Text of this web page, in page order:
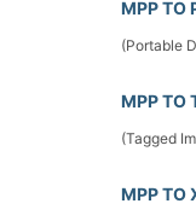
MPP TO
(Portable
MPP TO
(Tagged
MPP TO